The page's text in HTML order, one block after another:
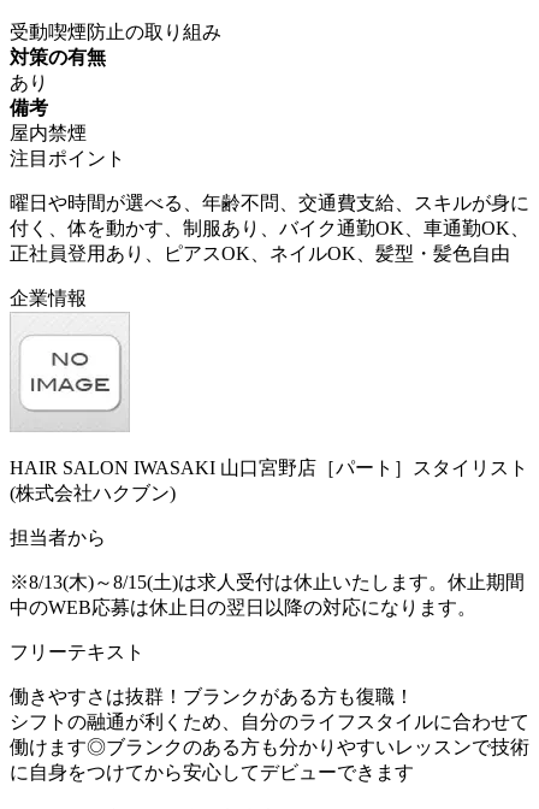
受動喫煙防止の取り組み
対策の有無
あり
備考
屋内禁煙
注目ポイント
曜日や時間が選べる、年齢不問、交通費支給、スキルが身に
付く、体を動かす、制服あり、バイク通勤OK、車通勤OK、
正社員登用あり、ピアスOK、ネイルOK、髪型・髪色自由
企業情報
HAIR SALON IWASAKI 山口宮野店［パート］スタイリスト
(株式会社ハクブン)
担当者から
※8/13(木)～8/15(土)は求人受付は休止いたします。休止期間
中のWEB応募は休止日の翌日以降の対応になります。
フリーテキスト
働きやすさは抜群！ブランクがある方も復職！
シフトの融通が利くため、自分のライフスタイルに合わせて
働けます◎ブランクのある方も分かりやすいレッスンで技術
に自身をつけてから安心してデビューできます